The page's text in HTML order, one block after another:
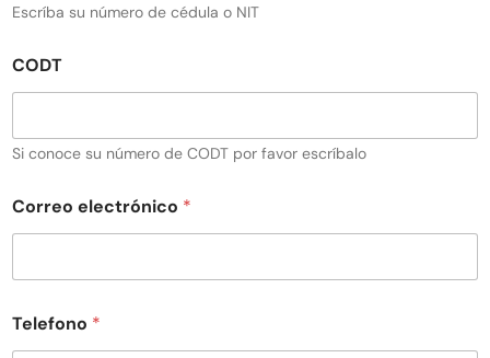
Escríba su número de cédula o NIT
CODT
Si conoce su número de CODT por favor escríbalo
Correo electrónico *
Telefono *